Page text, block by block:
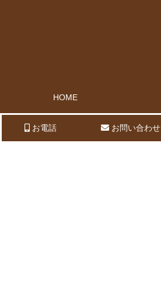
HOME
会社概要
お電話 お問い合わせ